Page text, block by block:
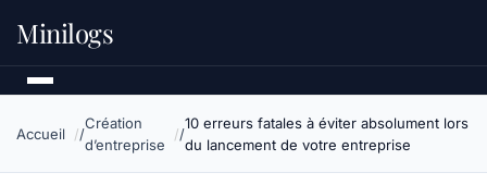
Minilogs
Accueil
Création
d’entreprise
10 erreurs fatales à éviter absolument lors
du lancement de votre entreprise